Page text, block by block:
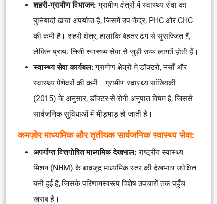
शहरी-ग्रामीण विभाजन:ग्रामीण क्षेत्रों में स्वास्थ्य सेवा का
बुनियादी ढांचा अपर्याप्त है, जिसमें उप-केंद्र, PHC और CHC
की कमी है। शहरी क्षेत्र, हालांकि बेहतर ढंग से सुसज्जित हैं,
लेकिन प्रायः निजी स्वास्थ्य सेवा से जुड़ी उच्च लागतें होती हैं।
स्वास्थ्य सेवा कार्यबल: ग्रामीण क्षेत्रों में डॉक्टरों, नर्सों और
स्वास्थ्य पेशेवरों की कमी। ग्रामीण स्वास्थ्य सांख्यिकी
(2015) के अनुसार, डॉक्टर-से-रोगी अनुपात विषम है, जिससे
सार्वजनिक सुविधाओं में भीड़भाड़ हो जाती है।
कमज़ोर माध्यमिक और तृतीयक सार्वजनिक स्वास्थ्य सेवा:
अपर्याप्त वित्तपोषित माध्यमिक देखभाल:राष्ट्रीय स्वास्थ्य
मिशन (NHM) के बावजूद माध्यमिक स्तर की देखभाल उपेक्षित
बनी हुई है, जिसके परिणामस्वरूप विशेष उपचारों तक पहुँच
खराब है।